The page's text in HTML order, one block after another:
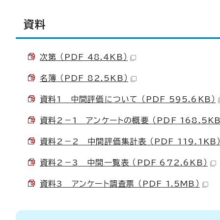
資料
次第 （PDF 48.4KB）
名簿 （PDF 82.5KB）
資料1 中間評価について （PDF 595.6KB）
資料2－1 アンケートの概要 （PDF 168.5KB
資料2－2 中間評価集計表 （PDF 119.1KB
資料2－3 中間一覧表 （PDF 672.6KB）
資料3 アンケート調査票 （PDF 1.5MB）